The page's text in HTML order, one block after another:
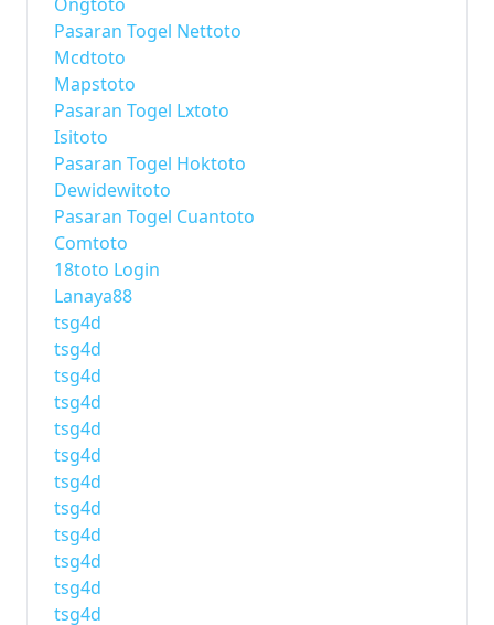
Pasaran Togel Nettoto
Mcdtoto
Mapstoto
Pasaran Togel Lxtoto
Isitoto
Pasaran Togel Hoktoto
Dewidewitoto
Pasaran Togel Cuantoto
Comtoto
18toto Login
Lanaya88
tsg4d
tsg4d
tsg4d
tsg4d
tsg4d
tsg4d
tsg4d
tsg4d
tsg4d
tsg4d
tsg4d
tsg4d